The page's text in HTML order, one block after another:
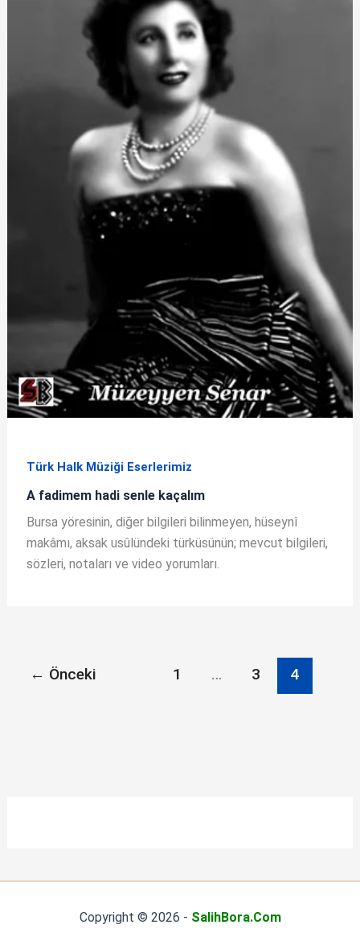
Türk Halk Müziği Eserlerimiz
A fadimem hadi senle kaçalım
Bursa yöresinin, diğer bilgileri bilinmeyen, hüseynî
makâmı, aksak usûlündeki türküsünün; mevcut bilgileri,
sözleri, notaları ve video yorumları.
← Önceki 1 … 3 4
Copyright © 2026 - SalihBora.Com